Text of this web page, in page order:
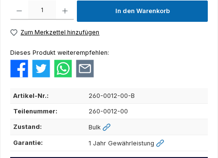
Produkt Anzahl: Gib den gewünschten Wert ein oder benutze die Schaltflächen um die
In den Warenkorb
Zum Merkzettel hinzufügen
Dieses Produkt weiterempfehlen:
Artikel-Nr.: 260-0012-00-B
Teilenummer: 260-0012-00
Zustand: Bulk
Garantie: 1 Jahr Gewährleistung